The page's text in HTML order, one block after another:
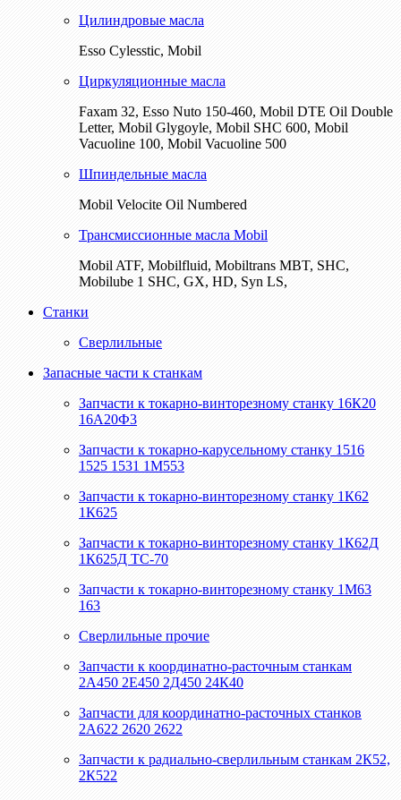
Цилиндровые масла
Esso Cylesstic, Mobil
Циркуляционные масла
Faxam 32, Esso Nuto 150-460, Mobil DTE Oil Double
Letter, Mobil Glygoyle, Mobil SHC 600, Mobil
Vacuoline 100, Mobil Vacuoline 500
Шпиндельные масла
Mobil Velocite Oil Numbered
Трансмиссионные масла Mobil
Mobil ATF, Mobilfluid, Mobiltrans MBT, SHC,
Mobilube 1 SHC, GX, HD, Syn LS,
Станки
Сверлильные
Запасные части к станкам
Запчасти к токарно-винторезному станку 16К20
16А20Ф3
Запчасти к токарно-карусельному станку 1516
1525 1531 1М553
Запчасти к токарно-винторезному станку 1К62
1К625
Запчасти к токарно-винторезному станку 1К62Д
1К625Д ТС-70
Запчасти к токарно-винторезному станку 1М63
163
Сверлильные прочие
Запчасти к координатно-расточным станкам
2А450 2Е450 2Д450 24К40
Запчасти для координатно-расточных станков
2А622 2620 2622
Запчасти к радиально-сверлильным станкам 2К52,
2К522